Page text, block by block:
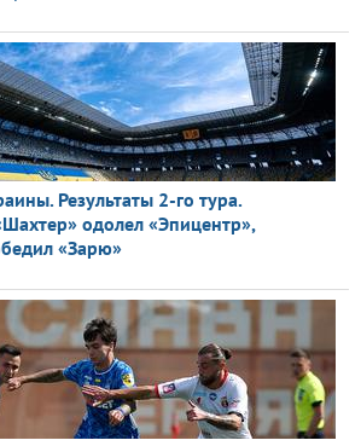
Результаты 2-го тура.
одолел «Эпицентр»,
«Зарю»